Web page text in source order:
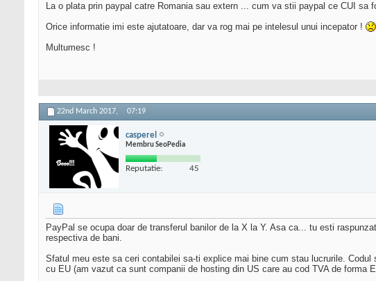
La o plata prin paypal catre Romania sau extern ... cum va stii paypal ce CUI
Orice informatie imi este ajutatoare, dar va rog mai pe intelesul unui incepator !
Multumesc !
22nd March 2017, 07:19
casperel
Membru SeoPedia
Reputatie: 45
PayPal se ocupa doar de transferul banilor de la X la Y. Asa ca... tu esti
respectiva de bani.
Sfatul meu este sa ceri contabilei sa-ti explice mai bine cum stau lucrurile.
cu EU (am vazut ca sunt companii de hosting din US care au cod TVA de